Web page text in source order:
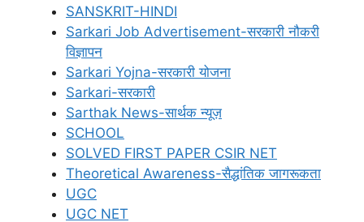
SANSKRIT-HINDI
Sarkari Job Advertisement-सरकारी नौकरी
विज्ञापन
Sarkari Yojna-सरकारी योजना
Sarkari-सरकारी
Sarthak News-सार्थक न्यूज़
SCHOOL
SOLVED FIRST PAPER CSIR NET
Theoretical Awareness-सैद्धांतिक जागरूकता
UGC
UGC NET